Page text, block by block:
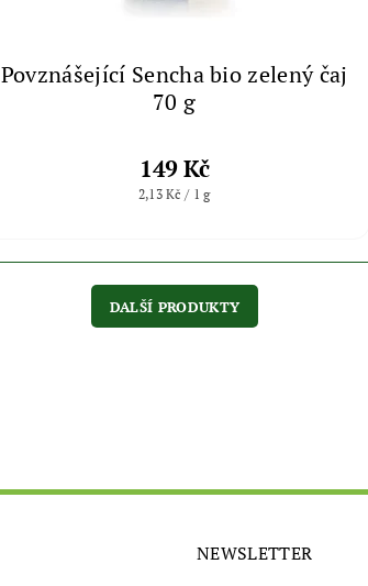
Povznášející Sencha bio zelený čaj
70 g
149 Kč
2,13 Kč / 1 g
DALŠÍ PRODUKTY
NEWSLETTER